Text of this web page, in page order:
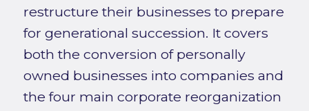
restructure their businesses to prepare
for generational succession. It covers
both the conversion of personally
owned businesses into companies and
the four main corporate reorganization